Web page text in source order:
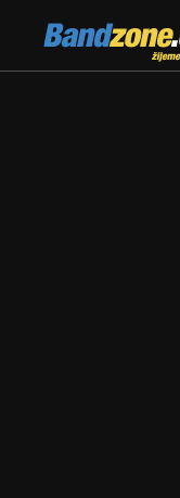
Bandzone.cz
žijeme hudbou